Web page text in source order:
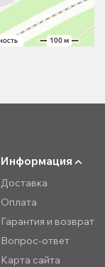
Информация
Доставка
Оплата
Гарантия и возврат
Вопрос-ответ
Карта сайта